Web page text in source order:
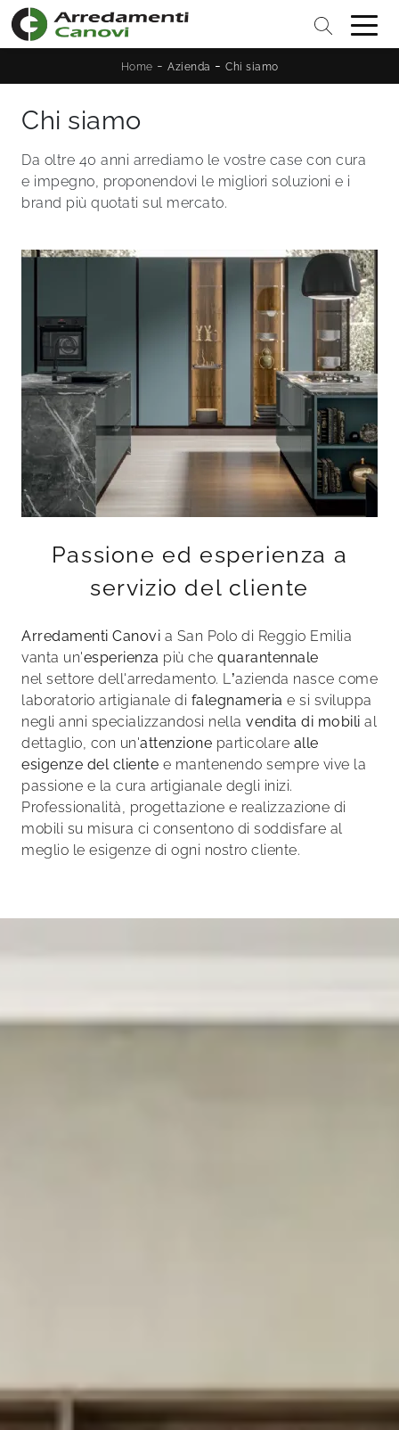
Home - Azienda - Chi siamo
Chi siamo
Da oltre 40 anni arrediamo le vostre case con cura
e impegno, proponendovi le migliori soluzioni e i
brand più quotati sul mercato.
Passione ed esperienza a
servizio del cliente
Arredamenti Canovi a San Polo di Reggio Emilia
vanta un'esperienza più che quarantennale
nel settore dell'arredamento. L’azienda nasce come
laboratorio artigianale di falegnameria e si sviluppa
negli anni specializzandosi nella vendita di mobili al
dettaglio, con un'attenzione particolare alle
esigenze del cliente e mantenendo sempre vive la
passione e la cura artigianale degli inizi.
Professionalità, progettazione e realizzazione di
mobili su misura ci consentono di soddisfare al
meglio le esigenze di ogni nostro cliente.